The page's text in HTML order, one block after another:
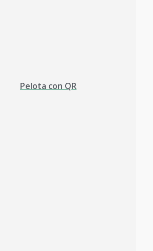
Pelota con QR